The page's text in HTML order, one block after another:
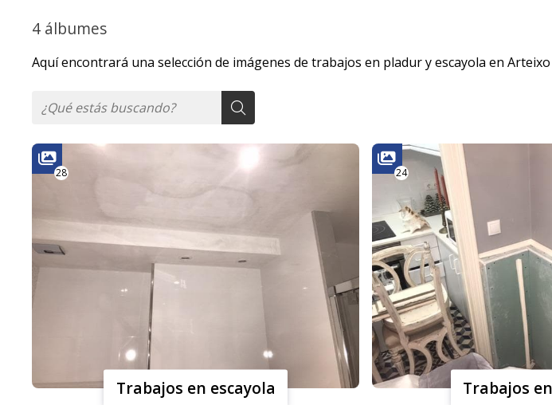
4 álbumes
Aquí encontrará una selección de imágenes de trabajos en pladur y escayola en
Trabajos en escayola
28
Trabajos
24